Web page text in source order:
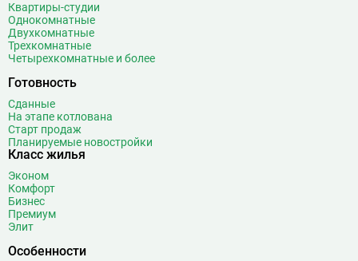
Квартиры-студии
Однокомнатные
Двухкомнатные
Трехкомнатные
Четырехкомнатные и более
Готовность
Сданные
На этапе котлована
Старт продаж
Планируемые новостройки
Класс жилья
Эконом
Комфорт
Бизнес
Премиум
Элит
Особенности